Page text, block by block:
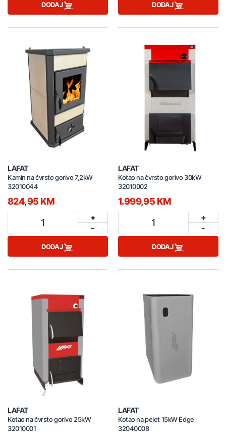
DODAJ DODAJ
LAFAT
Kamin na čvrsto gorivo 7,2kW
32010044
824,95 KM
1
+
-
DODAJ
LAFAT
Kotao na čvrsto gorivo 30kW
32010002
1.999,95 KM
1
+
-
DODAJ
LAFAT
Kotao na čvrsto gorivo 25kW
32010001
LAFAT
Kotao na pelet 15kW Edge
32040008